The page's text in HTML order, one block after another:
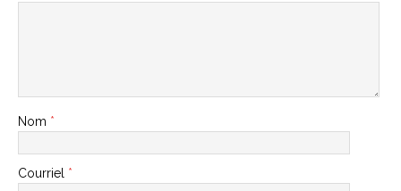
Nom *
Courriel *